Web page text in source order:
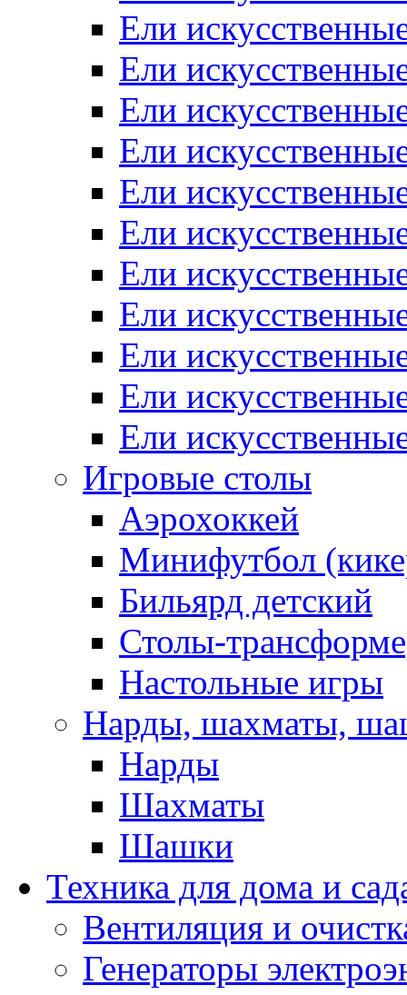
Ели
Ели
Ели
Ели
Ели
Ели
Ели
Ели
Ели
Ели
Ели
Игровые столы
Аэрохоккей
Минифутбол
Бильярд детский
Столы-
Настольные игры
Нарды, шахматы,
Нарды
Шахматы
Шашки
Техника для дома и
Вентиляция и
Генераторы